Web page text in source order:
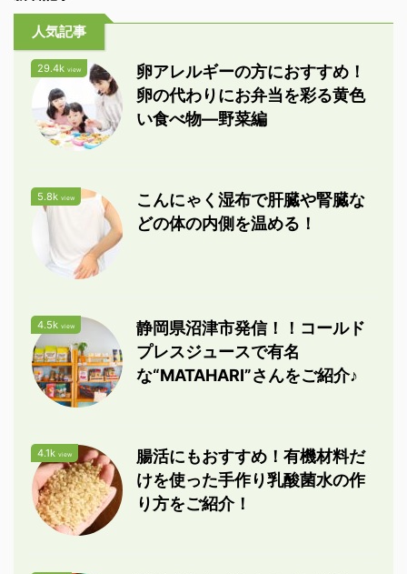
人気記事
29.4k view
卵アレルギーの方におすすめ！
卵の代わりにお弁当を彩る黄色
い食べ物―野菜編
5.8k view
こんにゃく湿布で肝臓や腎臓な
どの体の内側を温める！
4.5k view
静岡県沼津市発信！！コールド
プレスジュースで有名
な“MATAHARI”さんをご紹介♪
4.1k view
腸活にもおすすめ！有機材料だ
けを使った手作り乳酸菌水の作
り方をご紹介！